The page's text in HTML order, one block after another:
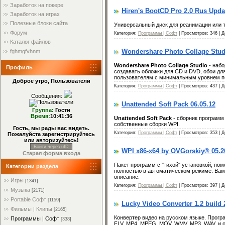
Заработок на покере
Заработок на играх
Полезные блоки сайта
Форум
Каталог файлов
fghmgfvhnm
Профиль
Доброе утро, Пользователи
Сообщения:
Группа: Гости
Время:10:41:36
Гость, мы рады вас видеть.
Пожалуйста зарегистрируйтесь
или авторизуйтесь!
Войти через uID
Старая форма входа
Категории раздела
Игры [1341]
Музыка [2171]
Portable Софт [1159]
Фильмы | Клипы [2165]
Программы | Софт [338]
Hiren's BootCD Pro 2.0 Rus
Универсальный диск для реанимации или
Категория: Программы | Софт | Просмотров: 346 |
Wondershare Photo Collage
Wondershare Photo Collage Studio -
создавать обложки для CD и DVD, обои
пользователям с минимальным уровнем
Категория: Программы | Софт | Просмотров: 437 |
Unattended Soft Pack 06.05.12
Unattended Soft Pack - сборник программ
собственные сборки WPI.
Категория: Программы | Софт | Просмотров: 353 |
WPI x86-x64 by OVGorskiy®
Пакет программ с "тихой" установкой,
полностью в автоматическом режиме.
описание.
Категория: Программы | Софт | Просмотров: 397 |
Lucky Video Converter 1.2 build
Конвертер видео на русском языке.
FLV, MP4, MPEG, MOV, WMV, MP3, WAV, и